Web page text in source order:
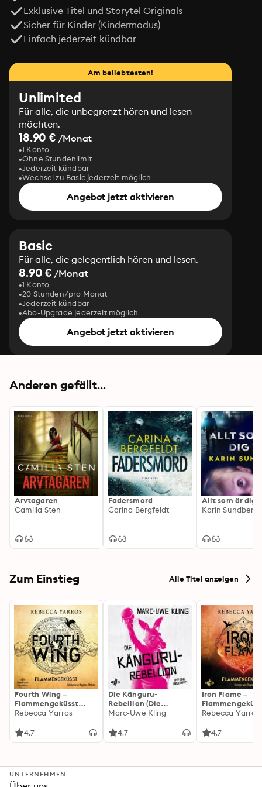
Exklusive Titel und Storytel Originals
Sicher für Kinder (Kindermodus)
Einfach jederzeit kündbar
Am beliebtesten!
Unlimited
Für alle, die unbegrenzt hören und lesen
möchten.
18.90 € /Monat
1 Konto
Ohne Stundenlimit
Jederzeit kündbar
Wechsel zu Basic jederzeit möglich
Angebot jetzt aktivieren
Basic
Für alle, die gelegentlich hören und lesen.
8.90 € /Monat
1 Konto
20 Stunden/pro Monat
Jederzeit kündbar
Abo-Upgrade jederzeit möglich
Angebot jetzt aktivieren
Anderen gefällt...
Arvtagaren
Camilla Sten
Fadersmord
Carina Bergfeldt
Allt som är dig
Karin Sundberg
Zum Einstieg Alle Titel anzeigen
Fourth Wing –
Flammengeküsst
(Flammengeküsst-
Rebecca Yarros
4.7
Die Känguru-
Rebellion (Die
Känguru-Werke 5)
Marc-Uwe Kling
4.7
Iron Flame –
heißersehnte
Rebecca Yarros
4.7
UNTERNEHMEN